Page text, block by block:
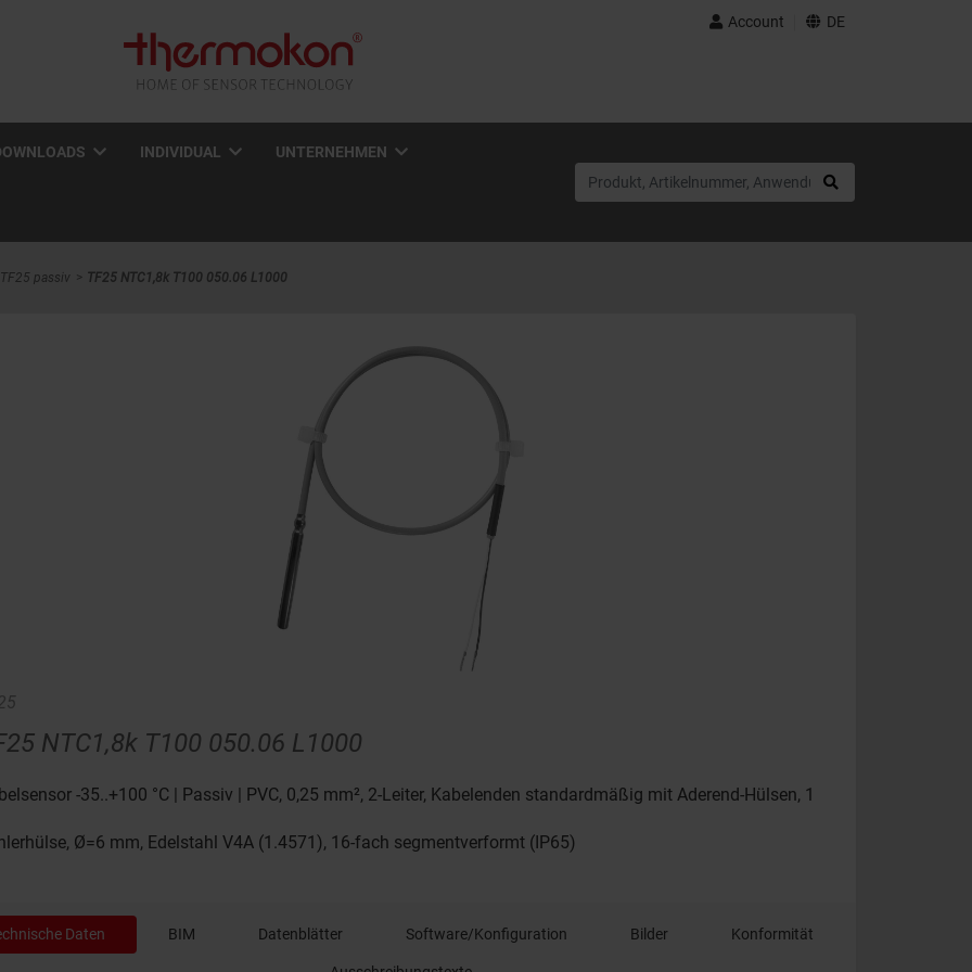
Account DE
INDIVIDUAL UNTERNEHMEN
TF25 passiv TF25 NTC1,8k T100 050.06 L1000
NTC1,8k T100 050.06 L1000
-35..+100 °C | Passiv | PVC, 0,25 mm², 2-Leiter, Kabelenden standardmäßig mit Aderend-Hülsen, 1
Ø=6 mm, Edelstahl V4A (1.4571), 16-fach segmentverformt (IP65)
Daten BIM Datenblätter Software/Konfiguration Bilder Konformität